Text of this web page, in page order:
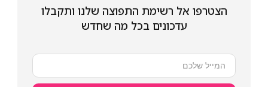
הצטרפו אל רשימת התפוצה שלנו ותקבלו
עדכונים בכל מה שחדש